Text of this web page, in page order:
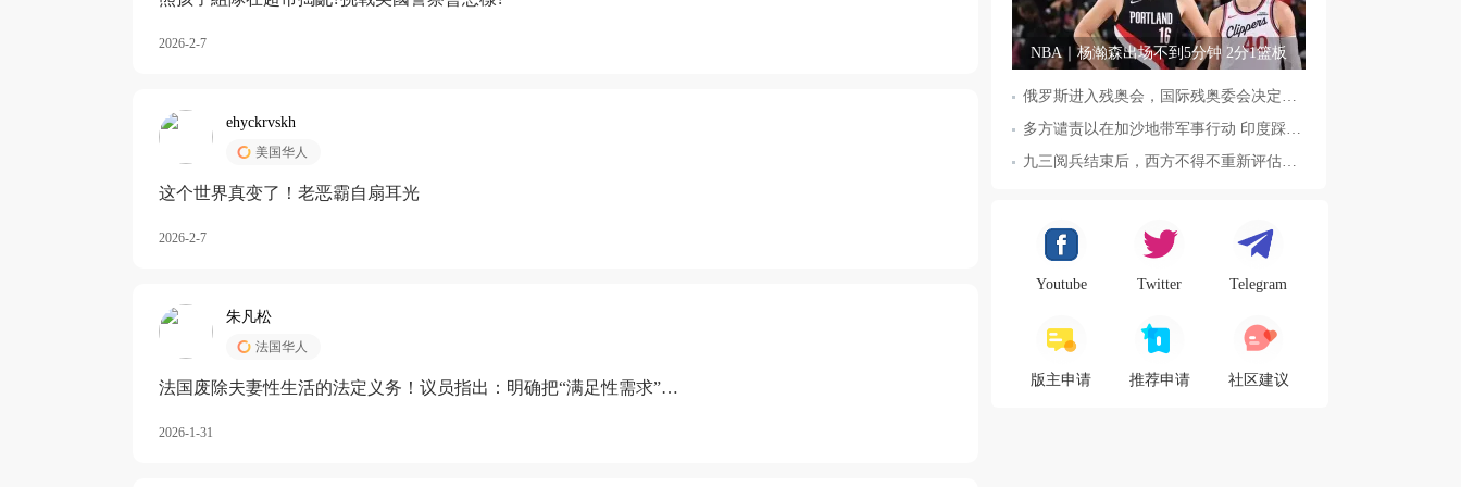
2026-2-7
ehyckrvskh
美国华人
这个世界真变了！老恶霸自扇耳光
2026-2-7
朱凡松
法国华人
法国废除夫妻性生活的法定义务！议员指出：明确把“满足性需求”排
2026-1-31
NBA｜杨瀚森出场不到5分钟 2分1篮板
Youtube Twitter Telegram
版主申请 推荐申请 社区建议